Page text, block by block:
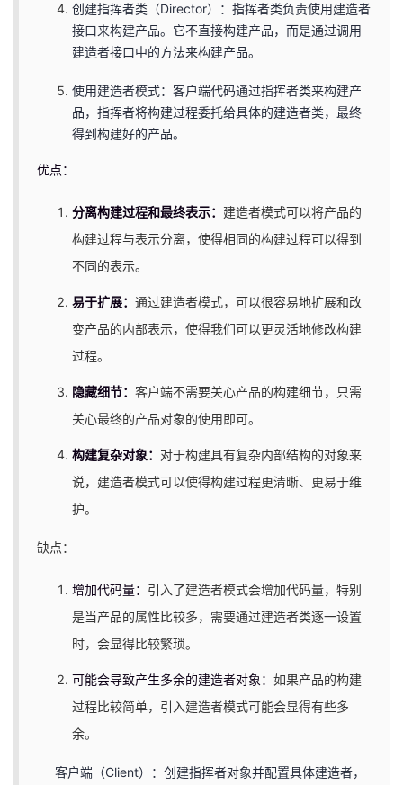
创建指挥者类（Director）：指挥者类负责使用建造者
接口来构建产品。它不直接构建产品，而是通过调用
建造者接口中的方法来构建产品。
使用建造者模式：客户端代码通过指挥者类来构建产
品，指挥者将构建过程委托给具体的建造者类，最终
得到构建好的产品。
优点：
分离构建过程和最终表示： 建造者模式可以将产品的
构建过程与表示分离，使得相同的构建过程可以得到
不同的表示。
易于扩展： 通过建造者模式，可以很容易地扩展和改
变产品的内部表示，使得我们可以更灵活地修改构建
过程。
隐藏细节： 客户端不需要关心产品的构建细节，只需
关心最终的产品对象的使用即可。
构建复杂对象： 对于构建具有复杂内部结构的对象来
说，建造者模式可以使得构建过程更清晰、更易于维
护。
缺点：
增加代码量： 引入了建造者模式会增加代码量，特别
是当产品的属性比较多，需要通过建造者类逐一设置
时，会显得比较繁琐。
可能会导致产生多余的建造者对象： 如果产品的构建
过程比较简单，引入建造者模式可能会显得有些多
余。
客户端（Client）：创建指挥者对象并配置具体建造者，